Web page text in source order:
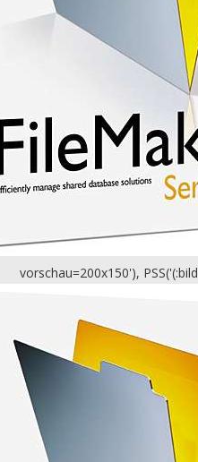
vorschau=200x150'), PSS('(:bild